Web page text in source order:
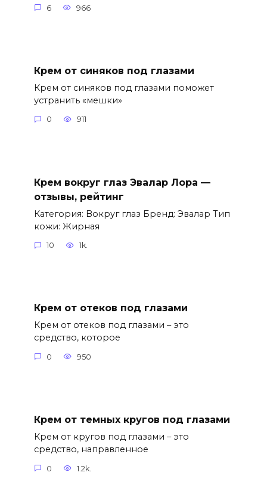
6 966
Крем от синяков под глазами
Крем от синяков под глазами поможет
устранить «мешки»
0 911
Крем вокруг глаз Эвалар Лора —
отзывы, рейтинг
Категория: Вокруг глаз Бренд: Эвалар Тип
кожи: Жирная
10 1k.
Крем от отеков под глазами
Крем от отеков под глазами – это
средство, которое
0 950
Крем от темных кругов под глазами
Крем от кругов под глазами – это
средство, направленное
0 1.2k.